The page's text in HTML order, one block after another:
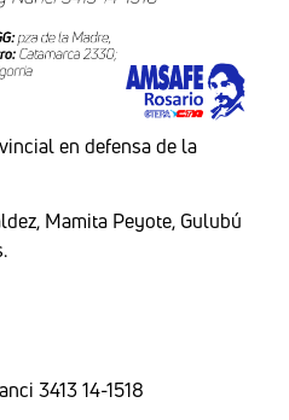
en defensa de la
Mamita Peyote, Gulubú
3413 14-1518